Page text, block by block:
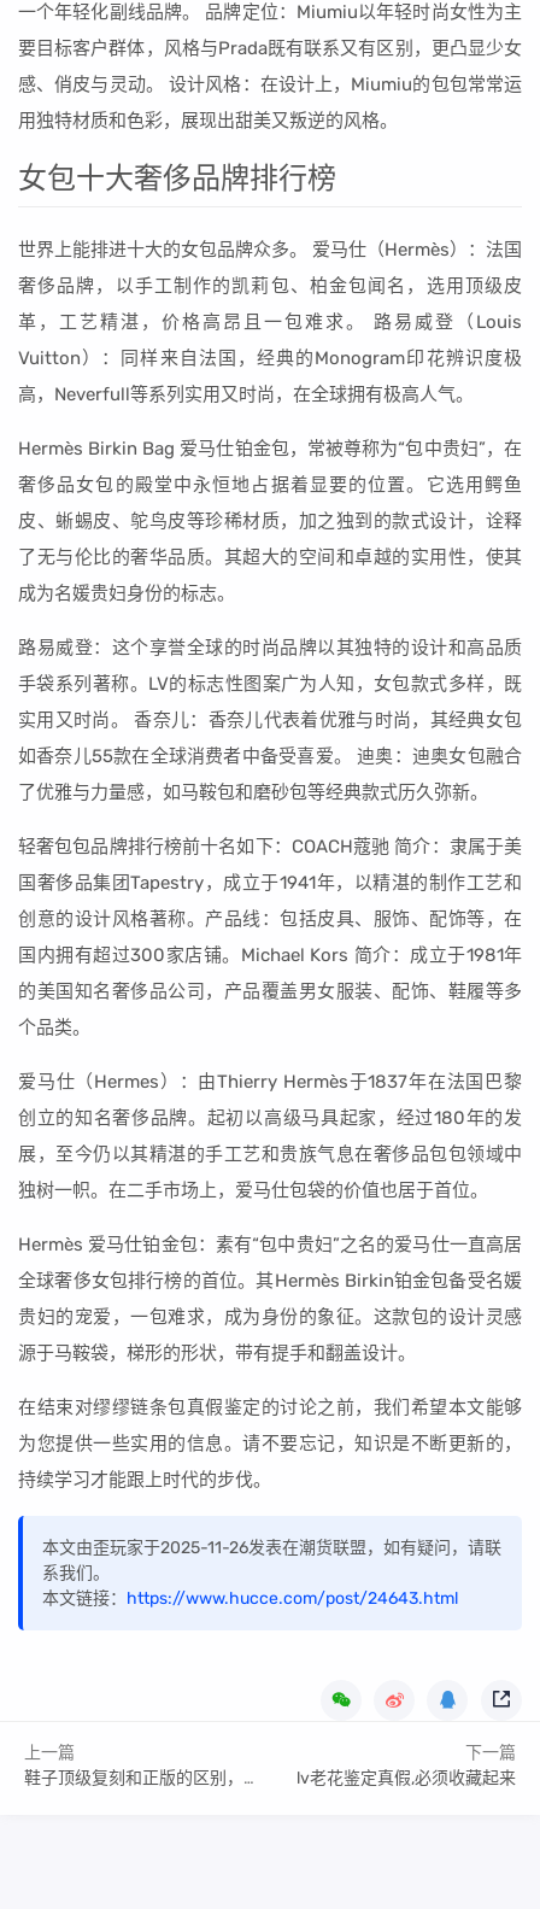
一个年轻化副线品牌。 品牌定位：Miumiu以年轻时尚女性为主
要目标客户群体，风格与Prada既有联系又有区别，更凸显少女
感、俏皮与灵动。 设计风格：在设计上，Miumiu的包包常常运
用独特材质和色彩，展现出甜美又叛逆的风格。
女包十大奢侈品牌排行榜
世界上能排进十大的女包品牌众多。 爱马仕（Hermès）：法国
奢侈品牌，以手工制作的凯莉包、柏金包闻名，选用顶级皮
革，工艺精湛，价格高昂且一包难求。 路易威登（Louis
Vuitton）：同样来自法国，经典的Monogram印花辨识度极
高，Neverfull等系列实用又时尚，在全球拥有极高人气。
Hermès Birkin Bag 爱马仕铂金包，常被尊称为“包中贵妇”，在
奢侈品女包的殿堂中永恒地占据着显要的位置。它选用鳄鱼
皮、蜥蜴皮、鸵鸟皮等珍稀材质，加之独到的款式设计，诠释
了无与伦比的奢华品质。其超大的空间和卓越的实用性，使其
成为名媛贵妇身份的标志。
路易威登：这个享誉全球的时尚品牌以其独特的设计和高品质
手袋系列著称。LV的标志性图案广为人知，女包款式多样，既
实用又时尚。 香奈儿：香奈儿代表着优雅与时尚，其经典女包
如香奈儿55款在全球消费者中备受喜爱。 迪奥：迪奥女包融合
了优雅与力量感，如马鞍包和磨砂包等经典款式历久弥新。
轻奢包包品牌排行榜前十名如下：COACH蔻驰 简介：隶属于美
国奢侈品集团Tapestry，成立于1941年，以精湛的制作工艺和
创意的设计风格著称。产品线：包括皮具、服饰、配饰等，在
国内拥有超过300家店铺。Michael Kors 简介：成立于1981年
的美国知名奢侈品公司，产品覆盖男女服装、配饰、鞋履等多
个品类。
爱马仕（Hermes）：由Thierry Hermès于1837年在法国巴黎
创立的知名奢侈品牌。起初以高级马具起家，经过180年的发
展，至今仍以其精湛的手工艺和贵族气息在奢侈品包包领域中
独树一帜。在二手市场上，爱马仕包袋的价值也居于首位。
Hermès 爱马仕铂金包：素有“包中贵妇”之名的爱马仕一直高居
全球奢侈女包排行榜的首位。其Hermès Birkin铂金包备受名媛
贵妇的宠爱，一包难求，成为身份的象征。这款包的设计灵感
源于马鞍袋，梯形的形状，带有提手和翻盖设计。
在结束对缪缪链条包真假鉴定的讨论之前，我们希望本文能够
为您提供一些实用的信息。请不要忘记，知识是不断更新的，
持续学习才能跟上时代的步伐。
本文由歪玩家于2025-11-26发表在潮货联盟，如有疑问，请联
系我们。
本文链接： https://www.hucce.com/post/24643.html
上一篇
鞋子顶级复刻和正版的区别，鞋子复刻版和纯原版的区别全面讲解
下一篇
lv老花鉴定真假,必须收藏起来